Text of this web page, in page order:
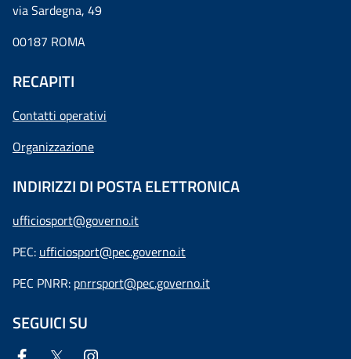
via Sardegna, 49
00187 ROMA
RECAPITI
Contatti operativi
Organizzazione
INDIRIZZI DI POSTA ELETTRONICA
ufficiosport@governo.it
PEC: ufficiosport@pec.governo.it
PEC PNRR: pnrrsport@pec.governo.it
SEGUICI SU